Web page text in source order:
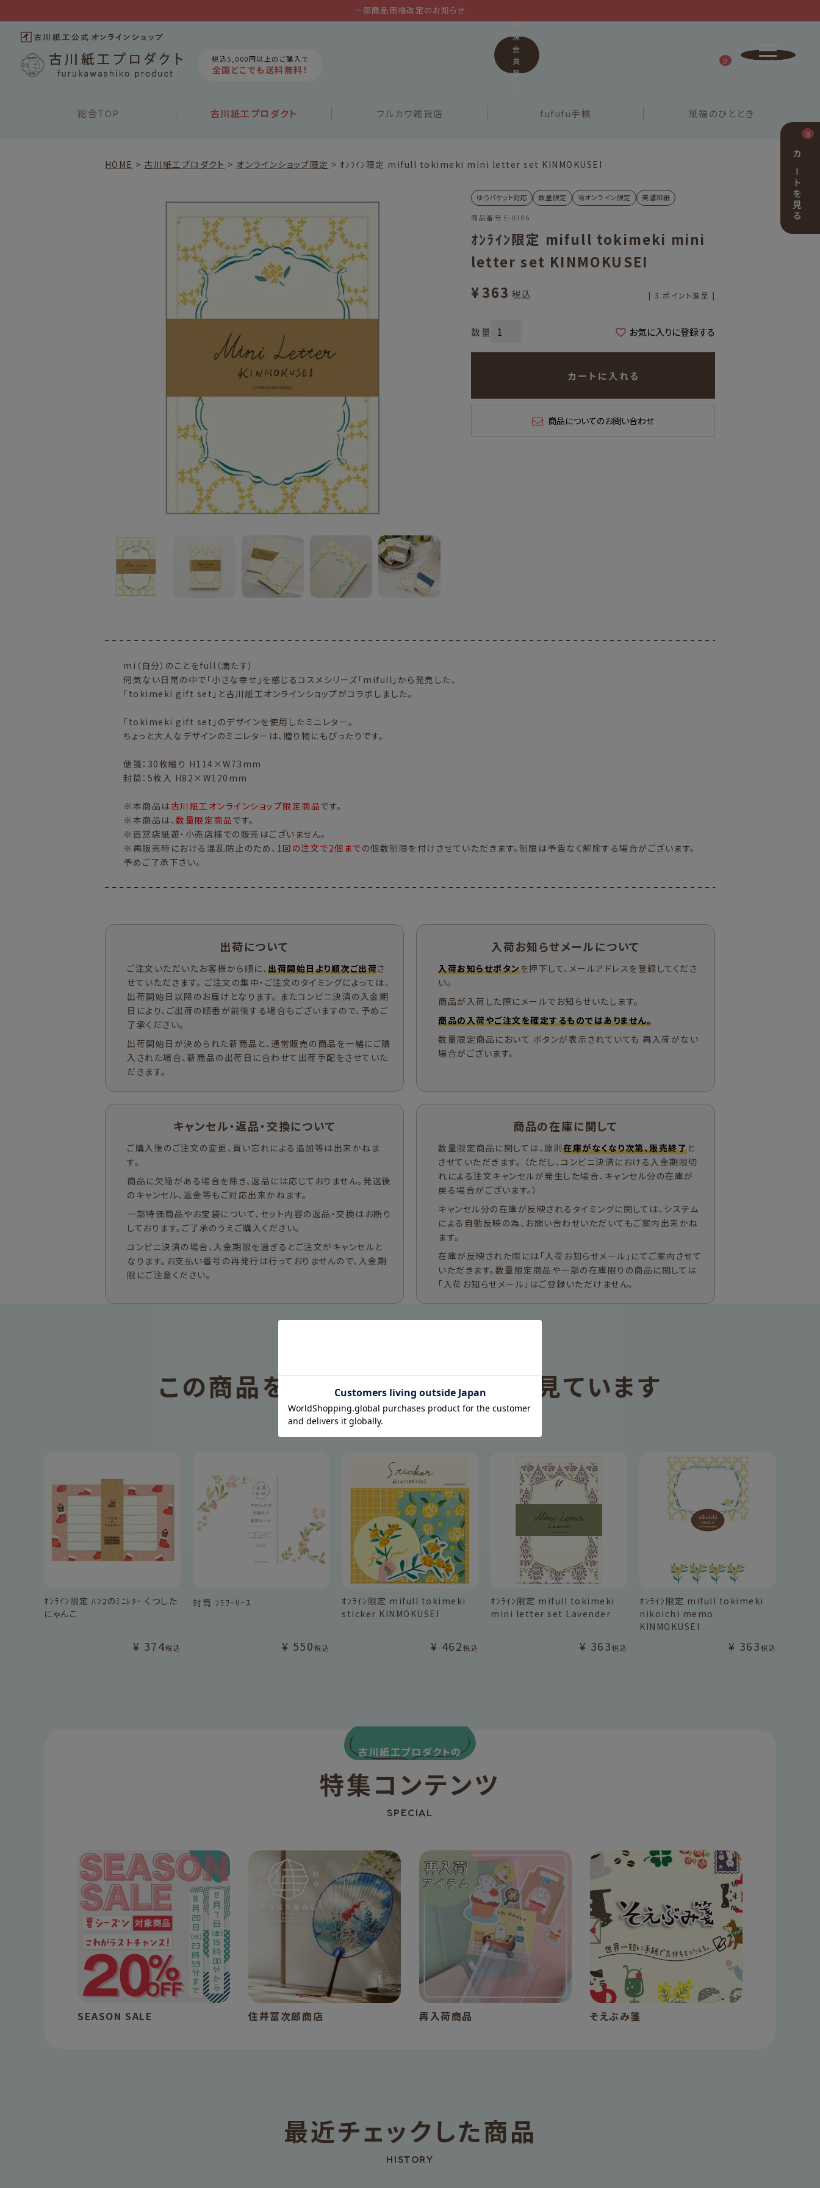
一部商品価格改定のお知らせ
税込5,000円以上のご購入で
全国どこでも送料無料！
総合TOP 古川紙工プロダクト フルカワ雑貨店 fufufu手帳 紙福のひととき
新
規
会
員
登
0
HOME 古川紙工プロダクト オンラインショップ限定 ｵﾝﾗｲﾝ限定 mifull tokimeki mini letter set KINMOKUSEI
ゆうパケット対応 数量限定 当オンライン限定 美濃和紙
商品番号 E-0306
ｵﾝﾗｲﾝ限定 mifull tokimeki mini
letter set KINMOKUSEI
¥363 税込 [ 3 ポイント進呈 ]
お気に入りに登録する
カートに入れる
商品についてのお問い合わせ
0
カートを見る
mi（自分）のことをfull（満たす）
何気ない日常の中で「小さな幸せ」を感じるコスメシリーズ「mifull」から発売した、
「tokimeki gift set」と古川紙工オンラインショップがコラボしました。
「tokimeki gift set」のデザインを使用したミニレター。
ちょっと大人なデザインのミニレターは、贈り物にもぴったりです。
便箋：30枚綴り H114×W73mm
封筒：5枚入 H82×W120mm
※本商品は古川紙工オンラインショップ限定商品です。
※本商品は、数量限定商品です。
※直営店紙遊・小売店様での販売はございません。
※再販売時における混乱防止のため、 1回の注文で2個までの個数制限を付けさせていただきます。制限は予告なく解除する場合がございます。
予めご了承下さい。
出荷について
ご注文いただいたお客様から順に、出荷開始日より順次ご出荷さ
せていただきます。 ご注文の集中・ご注文のタイミングによっては、
出荷開始日以降のお届けとなります。 またコンビニ決済の入金期
日により、ご出荷の順番が前後する場合もございますので、予めご
了承ください。
出荷開始日が決められた新商品と、通常販売の商品を一緒にご購
入された場合、新商品の出荷日に合わせて出荷手配をさせていた
だきます。
入荷お知らせメールについて
入荷お知らせボタンを押下して、メールアドレスを登録してくださ
い。
商品が入荷した際にメールでお知らせいたします。
商品の入荷やご注文を確定するものではありません。
数量限定商品において ボタンが表示されていても 再入荷がない
場合がございます。
キャンセル・返品・交換について
ご購入後のご注文の変更、買い忘れによる追加等は出来かねま
す。
商品に欠陥がある場合を除き、返品には応じておりません。発送後
のキャンセル、返金等もご対応出来かねます。
一部特価商品やお宝袋について、セット内容の返品・交換はお断り
しております。ご了承のうえご購入ください。
コンビニ決済の場合、入金期限を過ぎるとご注文がキャンセルと
なります。お支払い番号の再発行は行っておりませんので、入金期
限にご注意ください。
商品の在庫に関して
数量限定商品に関しては、原則在庫がなくなり次第、販売終了と
させていただきます。 （ただし、コンビニ決済における入金期限切
れによる注文キャンセルが発生した場合、キャンセル分の在庫が
戻る場合がございます。）
キャンセル分の在庫が反映されるタイミングに関しては、システム
による自動反映の為、お問い合わせいただいてもご案内出来かね
ます。
在庫が反映された際には「入荷お知らせメール」にてご案内させて
いただきます。数量限定商品や一部の在庫限りの商品に関しては
「入荷お知らせメール」はご登録いただけません。
この商品を見た人は、この商品も見ています
RECOMMEND
ｵﾝﾗｲﾝ限定 ﾊﾝｺのﾐﾆﾚﾀｰ くつした
にゃんこ
¥ 374税込
封筒 ﾌﾗﾜｰﾘｰｽ
¥ 550税込
ｵﾝﾗｲﾝ限定 mifull tokimeki
sticker KINMOKUSEI
¥ 462税込
ｵﾝﾗｲﾝ限定 mifull tokimeki
mini letter set Lavender
¥ 363税込
ｵﾝﾗｲﾝ限定 mifull tokimeki
nikoichi memo
KINMOKUSEI
¥ 363税込
古川紙工プロダクトの
特集コンテンツ
SPECIAL
SEASON SALE 住井冨次郎商店 再入荷商品 そえぶみ箋
最近チェックした商品
HISTORY